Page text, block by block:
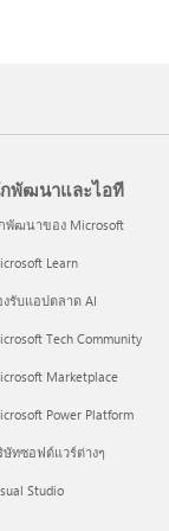
พัฒนาและไอที
พัฒนาของ Microsoft
Learn
งรับแอปตลาด AI
Tech Community
Marketplace
Power Platform
ษัทซอฟต์แวร์ต่างๆ
Studio